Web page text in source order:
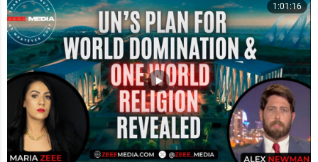
1:01:16